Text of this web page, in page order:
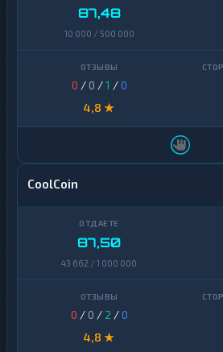
87,48
10 000 / 500 000
0 / 0 /1 /0
4,8 ★
CoolCoin
87,50
43 662 / 1 000 000
0 / 0 / 2 /0
4,8 ★